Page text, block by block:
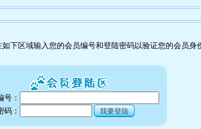
下区域输入您的会员编号和登陆密码以验证您的会员身
号：
码：
我要登陆